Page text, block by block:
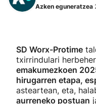
Azken eguneratzea
SD Worx-Protime
txirrindulari
emakumezkoen
hirugarren etapa,
asteartean, eta,
aurreneko postuan